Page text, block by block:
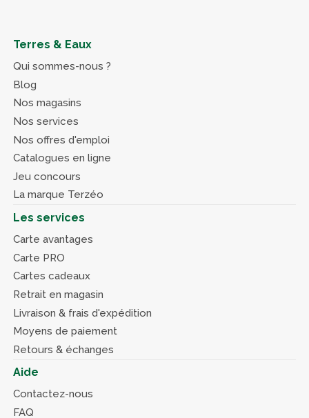
Terres & Eaux
Qui sommes-nous ?
Blog
Nos magasins
Nos services
Nos offres d'emploi
Catalogues en ligne
Jeu concours
La marque Terzéo
Les services
Carte avantages
Carte PRO
Cartes cadeaux
Retrait en magasin
Livraison & frais d'expédition
Moyens de paiement
Retours & échanges
Aide
Contactez-nous
FAQ